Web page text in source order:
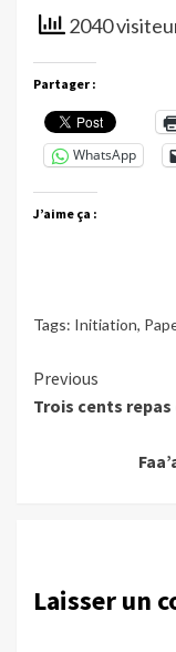
2040
Partager :
WhatsApp
J’aime ça :
Tags: Initiation,
Continue
Reading
Previous
Trois cents repas
Laisser un